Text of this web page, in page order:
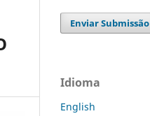
Enviar Submissão
Idioma
English